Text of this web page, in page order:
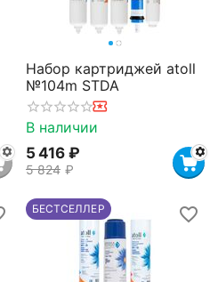
Набор картриджей atoll
№104m STDA
В наличии
5 416 ₽
5 824 ₽
БЕСТСЕЛЛЕР